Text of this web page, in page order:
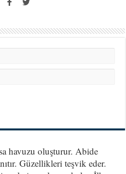
havuzu oluşturur. Abide
Güzellikleri teşvik eder.